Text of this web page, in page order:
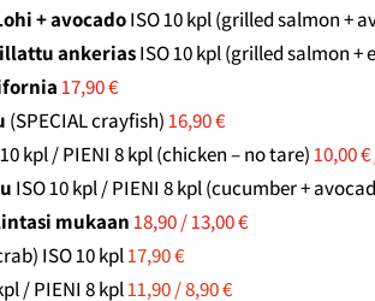
+ avocadoISO 10 kpl (grilled salmon +
ankeriasISO 10 kpl (grilled salmon +
17,90 €
(SPECIAL crayfish)16,90 €
kpl / PIENI 8 kpl (chicken – no tare)10,00
ISO 10 kpl / PIENI 8 kpl (cucumber +
mukaan 18,90 / 13,00 €
ISO 10 kpl17,90 €
/ PIENI 8 kpl11,90 / 8,90 €